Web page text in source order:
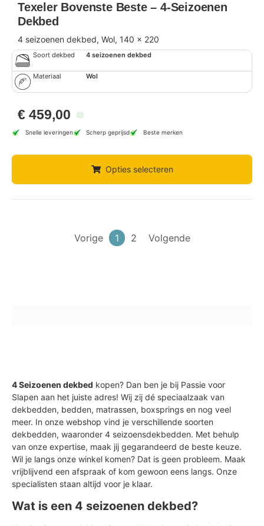
Texeler Bovenste Beste – 4-Seizoenen
Dekbed
4 seizoenen dekbed, Wol, 140 x 220
Soort dekbed 4 seizoenen dekbed
Materiaal Wol
€ 459,00
Snelle leveringen Scherp geprijsd Beste merken
Opties selecteren
Vorige 1 2 Volgende
4 Seizoenen dekbed kopen? Dan ben je bij Passie voor
Slapen aan het juiste adres! Wij zij dé speciaalzaak van
dekbedden, bedden, matrassen, boxsprings en nog veel
meer. In onze webshop vind je verschillende soorten
dekbedden, waaronder 4 seizoensdekbedden. Met behulp
van onze expertise, maak jij gegarandeerd de beste keuze.
Wil je langs onze winkel komen? Dat is geen probleem. Maak
vrijblijvend een afspraak of kom gewoon eens langs. Onze
specialisten staan altijd voor je klaar.
Wat is een 4 seizoenen dekbed?